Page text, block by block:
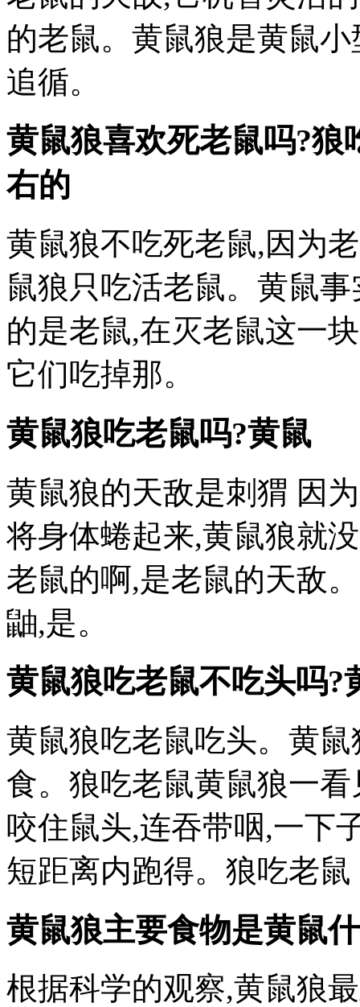
的老鼠。黄鼠狼是黄鼠
追循。
黄鼠狼喜欢死老鼠吗?狼
右的
黄鼠狼不吃死老鼠,因为
鼠狼只吃活老鼠。黄鼠
的是老鼠,在灭老鼠这一
它们吃掉那。
黄鼠狼吃老鼠吗?黄鼠
黄鼠狼的天敌是刺猬 因
将身体蜷起来,黄鼠狼就
老鼠的啊,是老鼠的天敌
鼬,是。
黄鼠狼吃老鼠不吃头吗?
黄鼠狼吃老鼠吃头。黄
食。狼吃老鼠黄鼠狼一
咬住鼠头,连吞带咽,一下
短距离内跑得。狼吃老鼠
黄鼠狼主要食物是黄鼠
根据科学的观察,黄鼠狼